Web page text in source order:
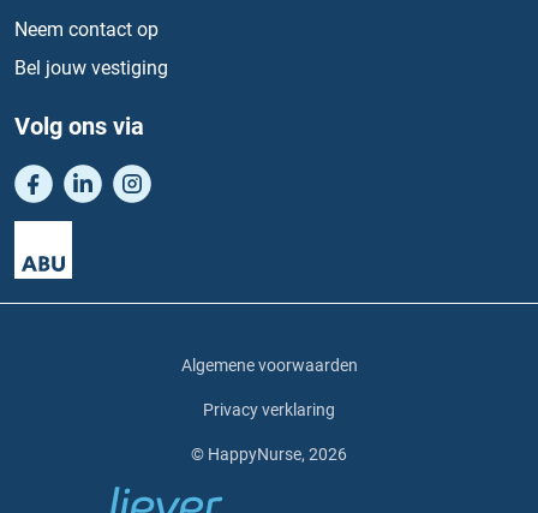
Neem contact op
Bel jouw vestiging
Volg ons via
Algemene voorwaarden
Privacy verklaring
© HappyNurse, 2026